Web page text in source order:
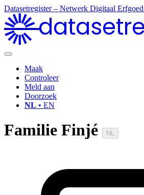
Datasetregister – Netwerk Digitaal
Maak
Controleer
Meld aan
Doorzoek
NL • EN
Familie Finjé NL